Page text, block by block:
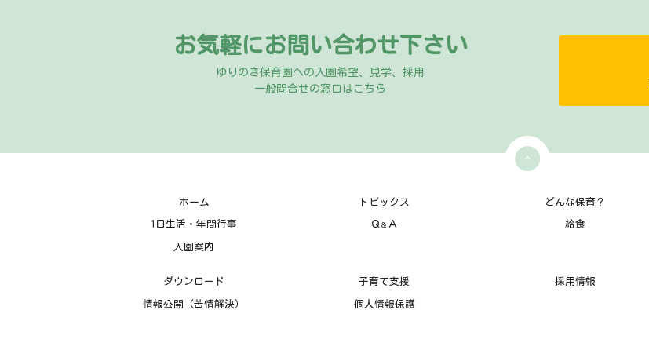
お気軽にお問い合わせ下さい
ゆりのき保育園への入園希望、見学、採用
一般問合せの窓口はこちら
ホーム トピックス どんな保育？
1日生活・年間行事 Ｑ ＆ Ａ 給食
入園案内
ダウンロード 子育て支援 採用情報
情報公開（苦情解決） 個人情報保護